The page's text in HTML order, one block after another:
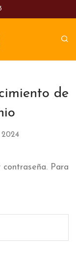
de
Para